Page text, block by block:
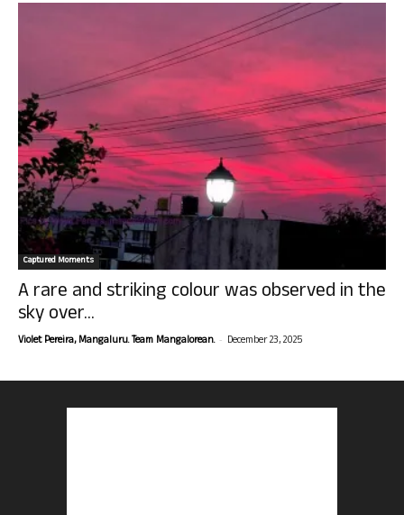
Captured Moments
A rare and striking colour was observed in the
sky over...
Violet Pereira, Mangaluru. Team Mangalorean. - December 23, 2025